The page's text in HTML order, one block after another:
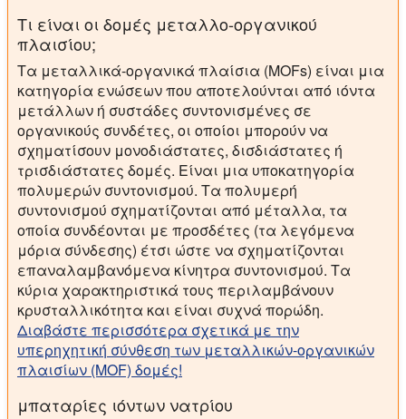
Τι είναι οι δομές μεταλλο-οργανικού
πλαισίου;
Τα μεταλλικά-οργανικά πλαίσια (MOFs) είναι μια
κατηγορία ενώσεων που αποτελούνται από ιόντα
μετάλλων ή συστάδες συντονισμένες σε
οργανικούς συνδέτες, οι οποίοι μπορούν να
σχηματίσουν μονοδιάστατες, δισδιάστατες ή
τρισδιάστατες δομές. Είναι μια υποκατηγορία
πολυμερών συντονισμού. Τα πολυμερή
συντονισμού σχηματίζονται από μέταλλα, τα
οποία συνδέονται με προσδέτες (τα λεγόμενα
μόρια σύνδεσης) έτσι ώστε να σχηματίζονται
επαναλαμβανόμενα κίνητρα συντονισμού. Τα
κύρια χαρακτηριστικά τους περιλαμβάνουν
κρυσταλλικότητα και είναι συχνά πορώδη.
Διαβάστε περισσότερα σχετικά με την
υπερηχητική σύνθεση των μεταλλικών-οργανικών
πλαισίων (MOF) δομές!
μπαταρίες ιόντων νατρίου